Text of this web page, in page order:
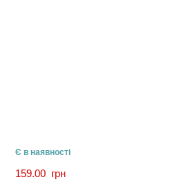
Є в наявності
159.00 грн